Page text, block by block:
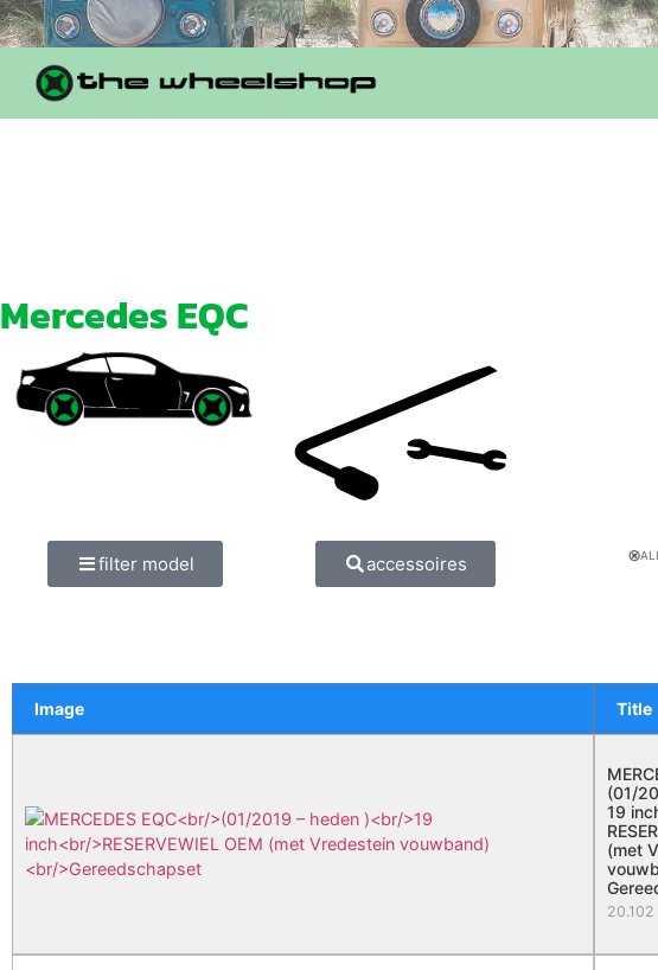
Mercedes EQC
filter model accessoires
Image Title
(01/
19
(met
20.102